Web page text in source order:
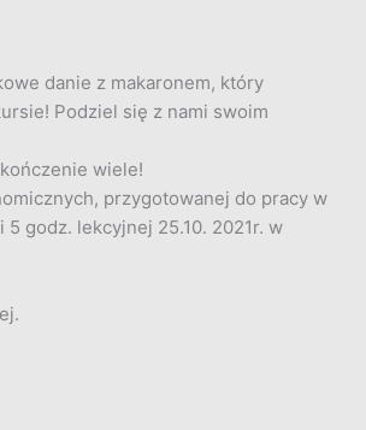
danie z makaronem, który
Podziel się z nami swoim
wiele!
przygotowanej do pracy w
godz. lekcyjnej 25.10. 2021r. w